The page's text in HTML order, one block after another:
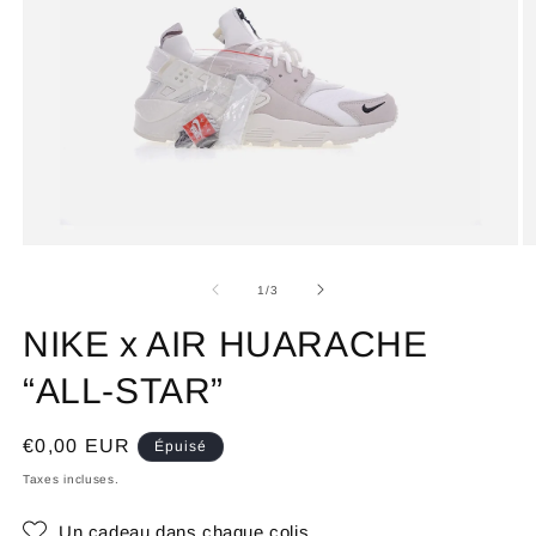
1/de
3
NIKE x AIR HUARACHE
“ALL-STAR”
Prix
habituel
€0,00 EUR Épuisé
Taxes incluses.
Un cadeau dans chaque colis